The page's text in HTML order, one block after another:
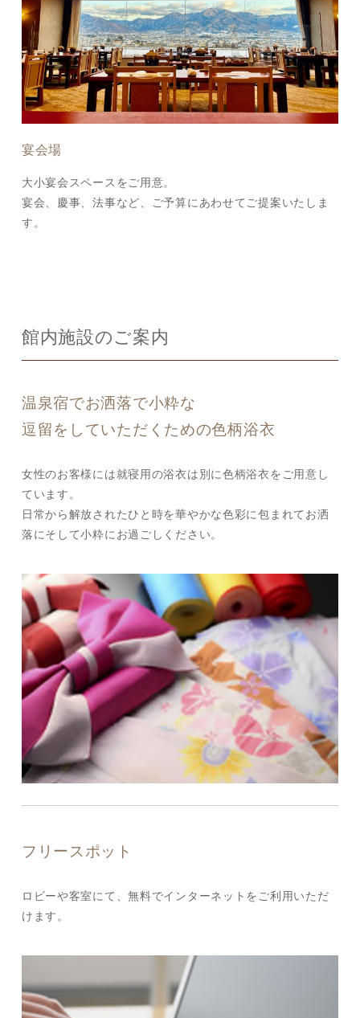
宴会場
大小宴会スペースをご用意。
宴会、慶事、法事など、ご予算にあわせてご提案いたしま
す。
館内施設のご案内
温泉宿でお洒落で小粋な
逗留をしていただくための色柄浴衣
女性のお客様には就寝用の浴衣は別に色柄浴衣をご用意し
ています。
日常から解放されたひと時を華やかな色彩に包まれてお洒
落にそして小粋にお過ごしください。
フリースポット
ロビーや客室にて、無料でインターネットをご利用いただ
けます。